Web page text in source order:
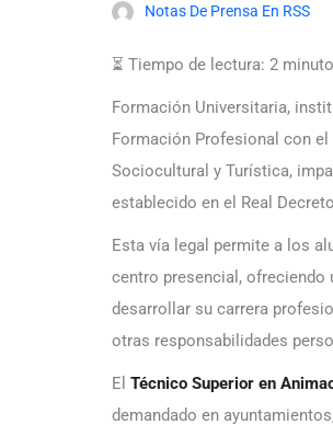
Notas De Prensa En RSS
⏳ Tiempo de lectura: 2
Formación Universitaria,
Formación Profesional con
Sociocultural y Turística,
establecido en el Real
Esta vía legal permite a los
centro presencial, ofreciendo
desarrollar su carrera
otras responsabilidades
El Técnico Superior en
demandado en